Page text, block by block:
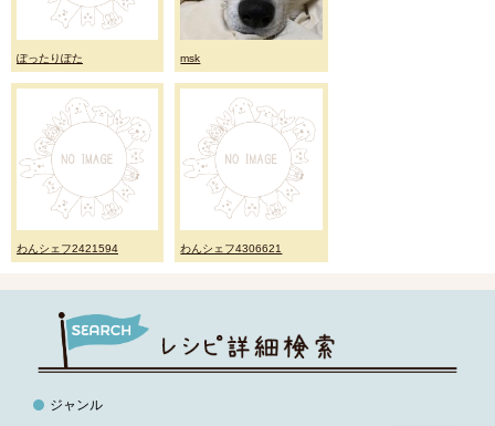
ぽったりぽた msk
わんシェフ2421594 わんシェフ4306621
ジャンル